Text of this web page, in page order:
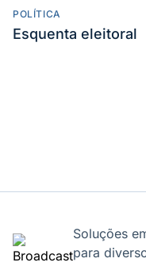
POLÍTICA
Esquenta eleitoral
Soluções
para